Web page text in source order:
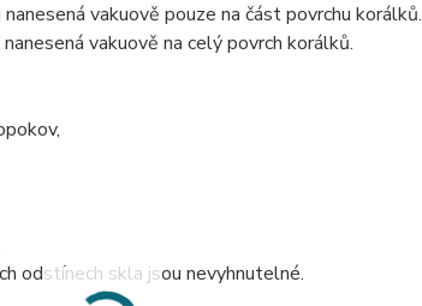
vakuově pouze na část povrchu korálků.
vakuově na celý povrch korálků.
odstínech skla jsou nevyhnutelné.